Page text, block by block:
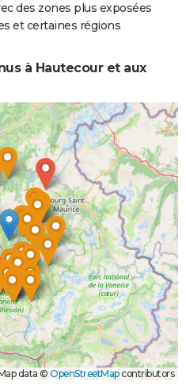
des zones plus exposées
et certaines régions
à Hautecour et aux
data ©OpenStreetMapcontributors